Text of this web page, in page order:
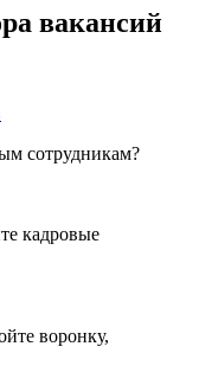
вакансий
сотрудникам?
кадровые
воронку,